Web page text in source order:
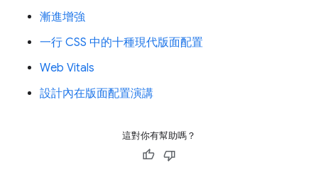
漸進增強
一行 CSS 中的十種現代版面配置
Web Vitals
設計內在版面配置演講
這對你有幫助嗎？